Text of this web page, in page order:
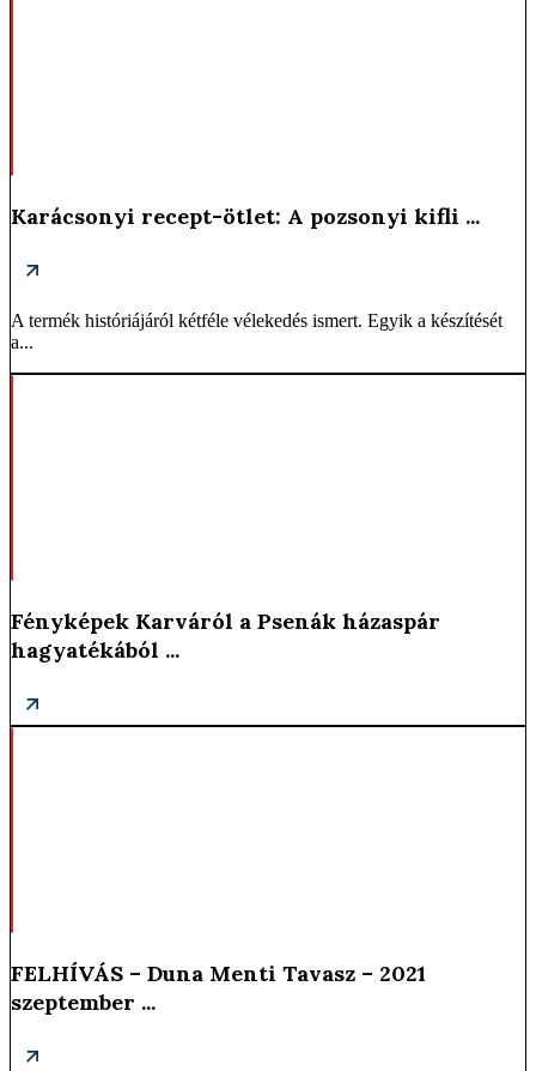
Karácsonyi recept-ötlet: A pozsonyi kifli ...
A termék históriájáról kétféle vélekedés ismert. Egyik a készítését
a...
Fényképek Karváról a Psenák házaspár
hagyatékából ...
FELHÍVÁS – Duna Menti Tavasz – 2021
szeptember ...